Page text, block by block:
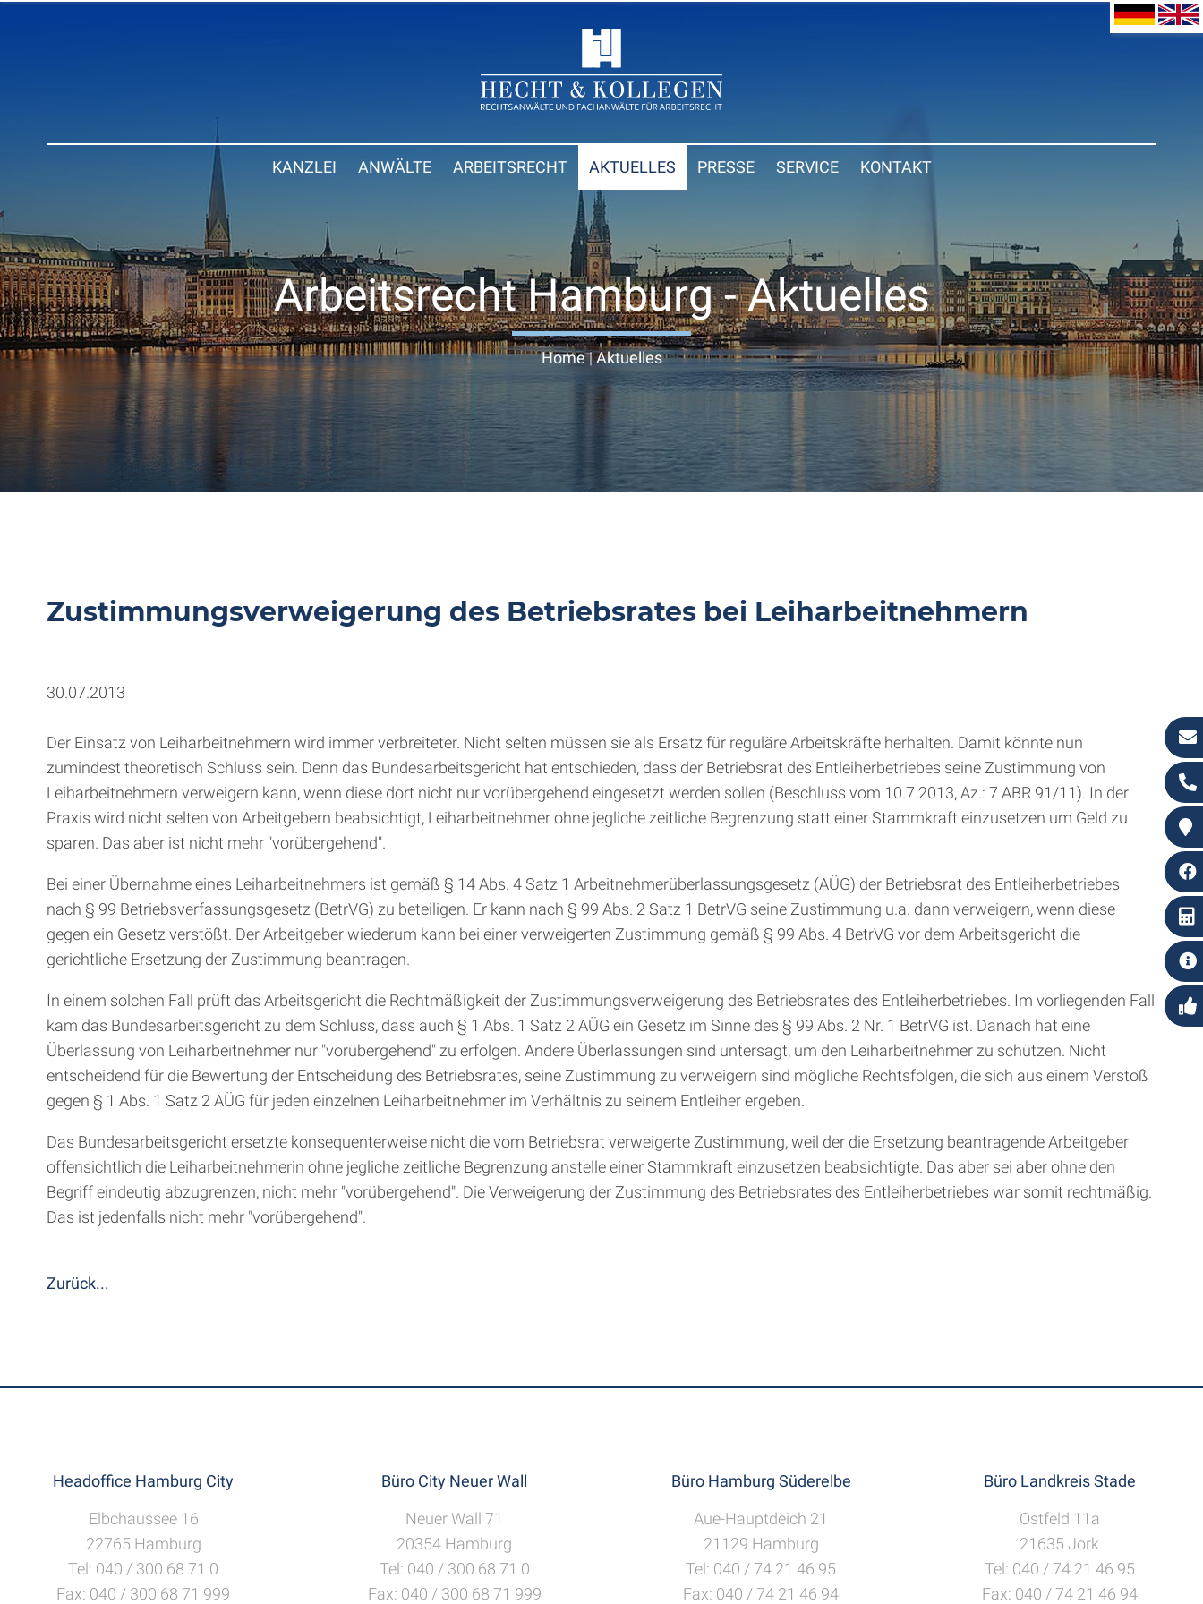
KANZLEI ANWÄLTE ARBEITSRECHT AKTUELLES PRESSE SERVICE KONTAKT
Arbeitsrecht Hamburg - Aktuelles
Home|Aktuelles
Zustimmungsverweigerung des Betriebsrates bei Leiharbeitnehmern
30.07.2013
Der Einsatz von Leiharbeitnehmern wird immer verbreiteter. Nicht selten müssen sie als Ersatz für reguläre Arbeitskräfte herhalten. Damit könnte nun
zumindest theoretisch Schluss sein. Denn das Bundesarbeitsgericht hat entschieden, dass der Betriebsrat des Entleiherbetriebes seine Zustimmung von
Leiharbeitnehmern verweigern kann, wenn diese dort nicht nur vorübergehend eingesetzt werden sollen (Beschluss vom 10.7.2013, Az.: 7 ABR 91/11). In der
Praxis wird nicht selten von Arbeitgebern beabsichtigt, Leiharbeitnehmer ohne jegliche zeitliche Begrenzung statt einer Stammkraft einzusetzen um Geld zu
sparen. Das aber ist nicht mehr "vorübergehend".
Bei einer Übernahme eines Leiharbeitnehmers ist gemäß § 14 Abs. 4 Satz 1 Arbeitnehmerüberlassungsgesetz (AÜG) der Betriebsrat des Entleiherbetriebes
nach § 99 Betriebsverfassungsgesetz (BetrVG) zu beteiligen. Er kann nach § 99 Abs. 2 Satz 1 BetrVG seine Zustimmung u.a. dann verweigern, wenn diese
gegen ein Gesetz verstößt. Der Arbeitgeber wiederum kann bei einer verweigerten Zustimmung gemäß § 99 Abs. 4 BetrVG vor dem Arbeitsgericht die
gerichtliche Ersetzung der Zustimmung beantragen.
In einem solchen Fall prüft das Arbeitsgericht die Rechtmäßigkeit der Zustimmungsverweigerung des Betriebsrates des Entleiherbetriebes. Im vorliegenden Fall
kam das Bundesarbeitsgericht zu dem Schluss, dass auch § 1 Abs. 1 Satz 2 AÜG ein Gesetz im Sinne des § 99 Abs. 2 Nr. 1 BetrVG ist. Danach hat eine
Überlassung von Leiharbeitnehmer nur "vorübergehend" zu erfolgen. Andere Überlassungen sind untersagt, um den Leiharbeitnehmer zu schützen. Nicht
entscheidend für die Bewertung der Entscheidung des Betriebsrates, seine Zustimmung zu verweigern sind mögliche Rechtsfolgen, die sich aus einem Verstoß
gegen § 1 Abs. 1 Satz 2 AÜG für jeden einzelnen Leiharbeitnehmer im Verhältnis zu seinem Entleiher ergeben.
Das Bundesarbeitsgericht ersetzte konsequenterweise nicht die vom Betriebsrat verweigerte Zustimmung, weil der die Ersetzung beantragende Arbeitgeber
offensichtlich die Leiharbeitnehmerin ohne jegliche zeitliche Begrenzung anstelle einer Stammkraft einzusetzen beabsichtigte. Das aber sei aber ohne den
Begriff eindeutig abzugrenzen, nicht mehr "vorübergehend". Die Verweigerung der Zustimmung des Betriebsrates des Entleiherbetriebes war somit rechtmäßig.
Das ist jedenfalls nicht mehr "vorübergehend".
Zurück...
Headoffice Hamburg City
Elbchaussee 16
22765 Hamburg
Tel: 040 / 300 68 71 0
Fax: 040 / 300 68 71 999
Büro City Neuer Wall
Neuer Wall 71
20354 Hamburg
Tel: 040 / 300 68 71 0
Fax: 040 / 300 68 71 999
Büro Hamburg Süderelbe
Aue-Hauptdeich 21
21129 Hamburg
Tel: 040 / 74 21 46 95
Fax: 040 / 74 21 46 94
Büro Landkreis Stade
Ostfeld 11a
21635 Jork
Tel: 040 / 74 21 46 95
Fax: 040 / 74 21 46 94